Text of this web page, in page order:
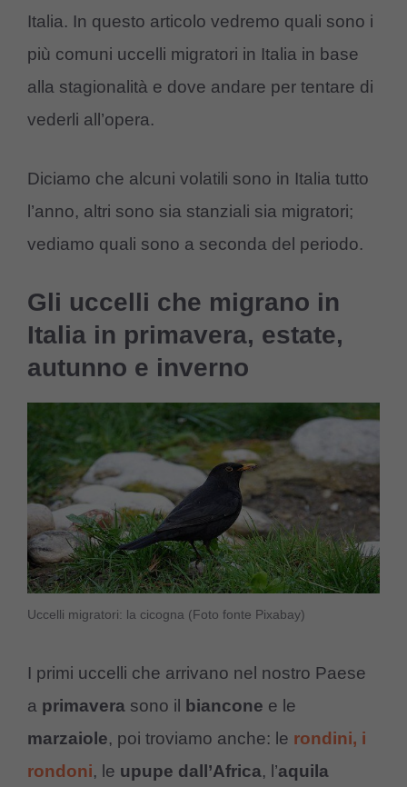
Italia. In questo articolo vedremo quali sono i
più comuni uccelli migratori in Italia in base
alla stagionalità e dove andare per tentare di
vederli all’opera.
Diciamo che alcuni volatili sono in Italia tutto
l’anno, altri sono sia stanziali sia migratori;
vediamo quali sono a seconda del periodo.
Gli uccelli che migrano in
Italia in primavera, estate,
autunno e inverno
Uccelli migratori: la cicogna (Foto fonte Pixabay)
I primi uccelli che arrivano nel nostro Paese
a primavera sono il biancone e le
marzaiole, poi troviamo anche: le rondini, i
rondoni, le upupe dall’Africa, l’aquila